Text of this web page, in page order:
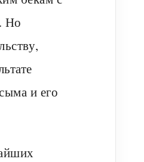
Но
и его